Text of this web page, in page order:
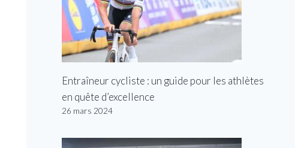
Entraîneur cycliste : un guide pour les athlètes
en quête d’excellence
26 mars 2024